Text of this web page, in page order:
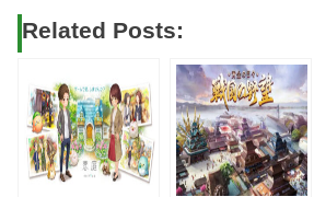
Related Posts: